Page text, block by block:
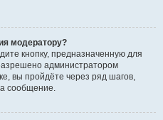
модератору?
кнопку, предназначенную для
администратором
вы пройдёте через ряд шагов,
сообщение.